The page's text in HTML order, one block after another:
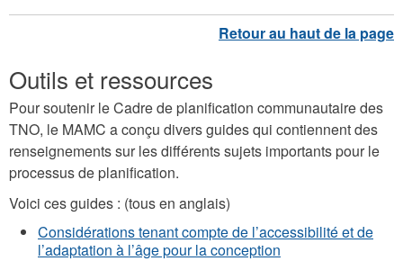
Outils et ressources
Pour soutenir le Cadre de planification communautaire des
TNO, le MAMC a conçu divers guides qui contiennent des
renseignements sur les différents sujets importants pour le
processus de planification.
Voici ces guides : (tous en anglais)
Considérations tenant compte de l’accessibilité et de
l’adaptation à l’âge pour la conception